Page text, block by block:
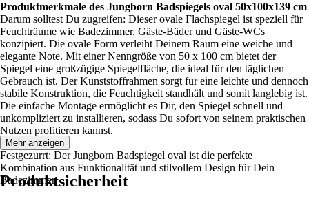
Produktmerkmale des Jungborn Badspiegels oval 50x100x139 cm
Darum solltest Du zugreifen: Dieser ovale Flachspiegel ist speziell für
Feuchträume wie Badezimmer, Gäste-Bäder und Gäste-WCs
konzipiert. Die ovale Form verleiht Deinem Raum eine weiche und
elegante Note. Mit einer Nenngröße von 50 x 100 cm bietet der
Spiegel eine großzügige Spiegelfläche, die ideal für den täglichen
Gebrauch ist. Der Kunststoffrahmen sorgt für eine leichte und dennoch
stabile Konstruktion, die Feuchtigkeit standhält und somit langlebig ist.
Die einfache Montage ermöglicht es Dir, den Spiegel schnell und
unkompliziert zu installieren, sodass Du sofort von seinem praktischen
Nutzen profitieren kannst.
Festgezurrt: Der Jungborn Badspiegel oval ist die perfekte
Kombination aus Funktionalität und stilvollem Design für Dein
Badezimmer.
Mehr anzeigen
Produktsicherheit